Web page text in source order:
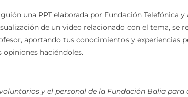
una PPT elaborada por Fundación Telefónica
de un video relacionado con el tema, se
aportando tus conocimientos y experiencias
opiniones haciéndoles.
y el personal de la Fundación Balia